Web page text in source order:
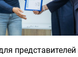
представителей